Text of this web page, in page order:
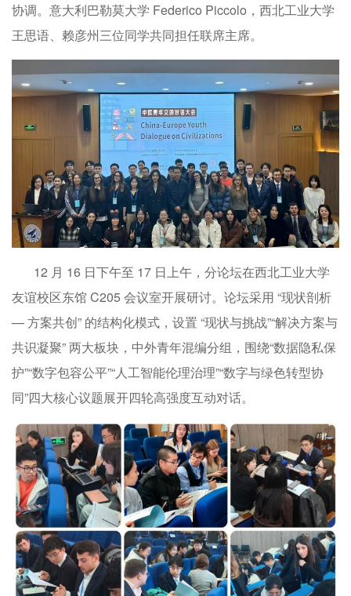
协调。意大利巴勒莫大学 Federico Piccolo，西北工业大学
王思语、赖彦州三位同学共同担任联席主席。
12 月 16 日下午至 17 日上午，分论坛在西北工业大学
友谊校区东馆 C205 会议室开展研讨。论坛采用 “现状剖析
— 方案共创” 的结构化模式，设置 “现状与挑战”“解决方案与
共识凝聚” 两大板块，中外青年混编分组，围绕“数据隐私保
护”“数字包容公平”“人工智能伦理治理”“数字与绿色转型协
同”四大核心议题展开四轮高强度互动对话。